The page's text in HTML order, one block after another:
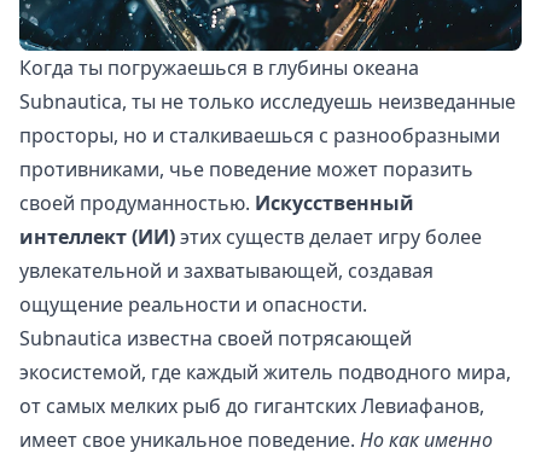
Когда ты погружаешься в глубины океана
Subnautica, ты не только исследуешь неизведанные
просторы, но и сталкиваешься с разнообразными
противниками, чье поведение может поразить
своей продуманностью. Искусственный
интеллект (ИИ)этих существ делает игру более
увлекательной и захватывающей, создавая
ощущение реальности и опасности.
Subnautica известна своей потрясающей
экосистемой, где каждый житель подводного мира,
от самых мелких рыб до гигантских Левиафанов,
имеет свое уникальное поведение. Но как именно